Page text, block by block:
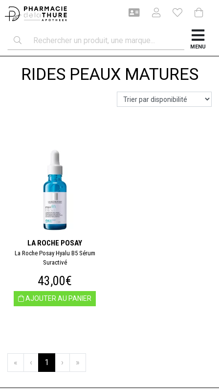
MENU
RIDES PEAUX MATURES
LA ROCHE POSAY
La Roche Posay Hyalu B5 Sérum
Suractivé
43,00€
AJOUTER AU PANIER
« ‹ 1 › »